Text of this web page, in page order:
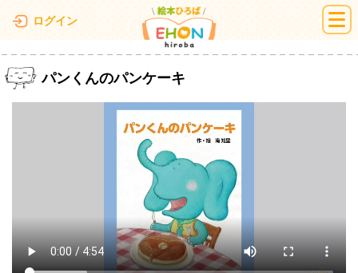
ログイン 絵本ひろば
パンくんのパンケーキ